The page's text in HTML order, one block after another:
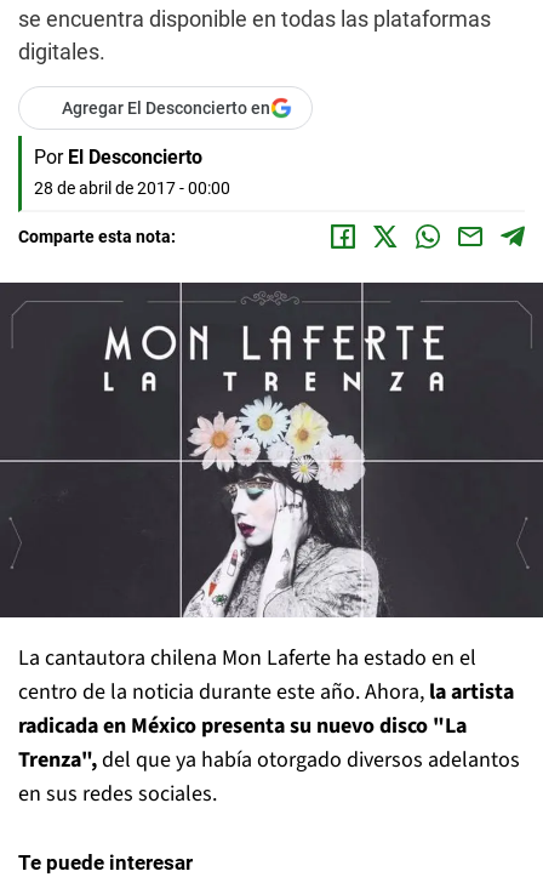
se encuentra disponible en todas las plataformas
digitales.
Agregar El Desconcierto en
Por El Desconcierto
28 de abril de 2017 - 00:00
Comparte esta nota:
La cantautora chilena Mon Laferte ha estado en el
centro de la noticia durante este año. Ahora, la artista
radicada en México presenta su nuevo disco "La
Trenza",del que ya había otorgado diversos adelantos
en sus redes sociales.
Te puede interesar